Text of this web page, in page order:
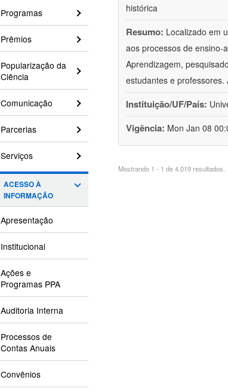
Programas
Prêmios
Popularização da
Ciência
Comunicação
Parcerias
Serviços
ACESSO À
INFORMAÇÃO
Apresentação
Institucional
Ações e
Programas PPA
Auditoria Interna
Processos de
Contas Anuais
Convênios
histórica
Resumo: Localizado em
aos processos de ensino-
Aprendizagem,
estudantes e
Instituição/UF/País:
Vigência: Mon Jan 08
Mostrando 1 - 1 de 4.019 resultados.